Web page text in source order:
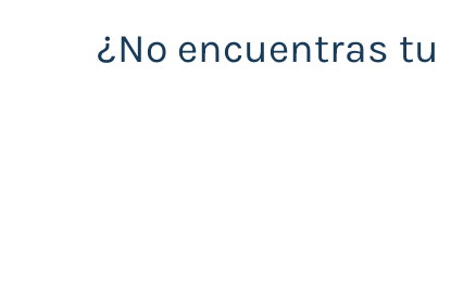
¿No encuentras